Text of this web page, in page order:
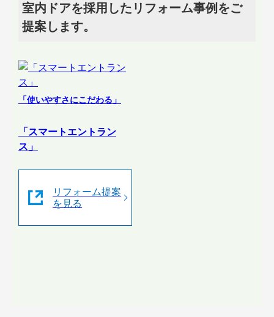
室内ドアを採用したリフォーム事例をご
提案します。
「使いやすさにこだわる」
「スマートエントラン
ス」
リフォーム提案
を見る